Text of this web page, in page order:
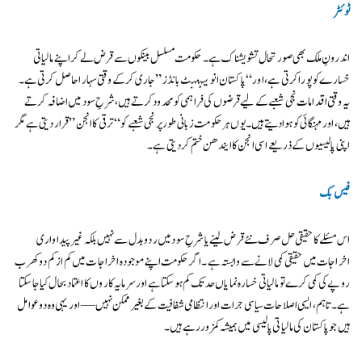
ٹوئٹر
اندرونِ ملک بھی صورتحال تشویشناک ہے۔ حکومت مسلسل بینکوں سے قرض لے کر اپنے مالیاتی
خسارے کو پورا کرتی ہے، اور “پاکستان انویسٹمنٹ بانڈز” جاری کر کے وقتی سہارا حاصل کرتی ہے۔
یہ وقتی اقدامات نجی شعبے کے لیے قرضوں کی فراہمی کو محدود کرتے ہیں، شرحِ سود میں اضافہ کرتے
ہیں، اور مہنگائی کو ہوا دیتے ہیں۔ یوں ہر حکومت زبانی طور پر نجی شعبے کو “ترقی کا انجن” قرار دیتی ہے مگر
اپنی پالیسیوں کے ذریعے اسی انجن کا ایندھن ختم کر دیتی ہے۔
فیس بک
اس مسئلے کا حقیقی حل صرف نئے قرض لینے یا شرحِ سود میں ردوبدل سے نہیں بلکہ غیر پیداواری
اخراجات میں حقیقی کمی لانے سے وابستہ ہے۔ اگر حکومت اپنے موجودہ اخراجات میں کم از کم دو کھرب
روپے کی کمی کرے تو مالیاتی خسارہ نمایاں حد تک کم ہو سکتا ہے اور سرمایہ کاروں کا اعتماد بحال کیا جا سکتا
ہے۔ تاہم، ایسی اصلاحات سیاسی جرات اور انتظامی شفافیت کے بغیر ممکن نہیں — اور یہی وہ دو عوامل
ہیں جو پاکستان کی مالیاتی پالیسی میں ہمیشہ کمزور رہے ہیں۔